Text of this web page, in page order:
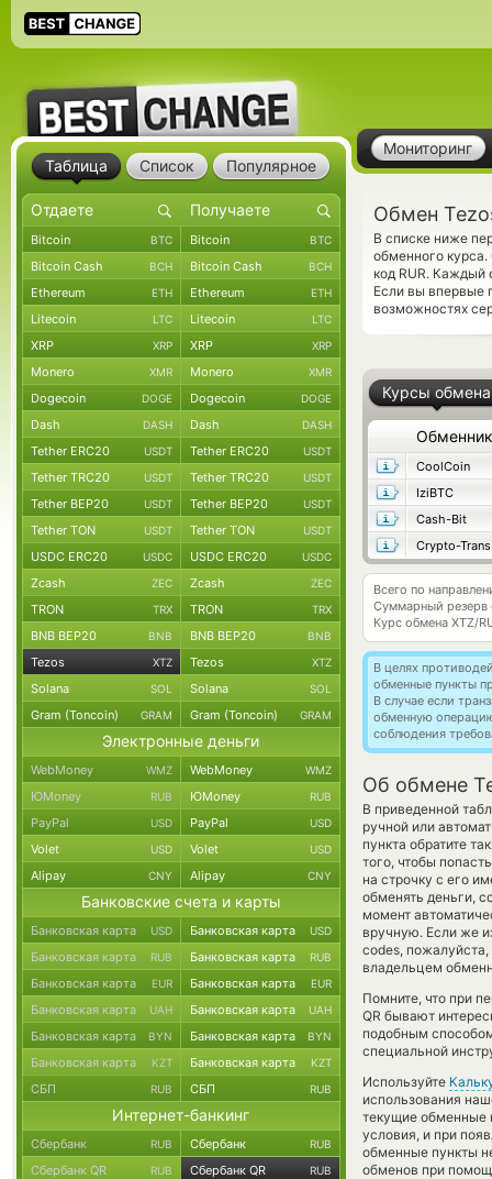
Мониторинг
Обмен
В списке ниже
обменного
код RUR. Каждый
Если вы впервые
возможностях
Курсы обмена
Обменник
CoolCoin
IziBTC
Cash-Bit
Crypto-Trans
Всего по
Суммарный резерв
Курс обмена XTZ/
В целях
обменные пункты
В случае если
обменную
соблюдения
Об обмене
В приведенной
ручной или
пункта обратите
того, чтобы
на строчку с его
обменять деньги,
момент
вручную. Если же
codes,
владельцем
Помните, что при
QR бывают
подобным
специальной
Используйте
использования
текущие обменные
условия, и при
обменные пункты
обменов при
Таблица Список Популярное
Bitcoin BTC Bitcoin BTC
Bitcoin Cash BCH Bitcoin Cash BCH
Ethereum ETH Ethereum ETH
Litecoin LTC Litecoin LTC
XRP XRP XRP XRP
Monero XMR Monero XMR
Dogecoin DOGE Dogecoin DOGE
Dash DASH Dash DASH
Tether ERC20 USDT Tether ERC20 USDT
Tether TRC20 USDT Tether TRC20 USDT
Tether BEP20 USDT Tether BEP20 USDT
Tether TON USDT Tether TON USDT
USDC ERC20 USDC USDC ERC20 USDC
Zcash ZEC Zcash ZEC
TRON TRX TRON TRX
BNB BEP20 BNB BNB BEP20 BNB
Tezos XTZ Tezos XTZ
Solana SOL Solana SOL
Gram (Toncoin) GRAM Gram (Toncoin) GRAM
Электронные деньги
WebMoney WMZ WebMoney WMZ
ЮMoney RUB ЮMoney RUB
PayPal USD PayPal USD
Volet USD Volet USD
Alipay CNY Alipay CNY
Банковские счета и карты
Банковская карта USD Банковская карта USD
Банковская карта RUB Банковская карта RUB
Банковская карта EUR Банковская карта EUR
Банковская карта UAH Банковская карта UAH
Банковская карта BYN Банковская карта BYN
Банковская карта KZT Банковская карта KZT
СБП RUB СБП RUB
Интернет-банкинг
Сбербанк RUB Сбербанк RUB
Сбербанк QR RUB Сбербанк QR RUB